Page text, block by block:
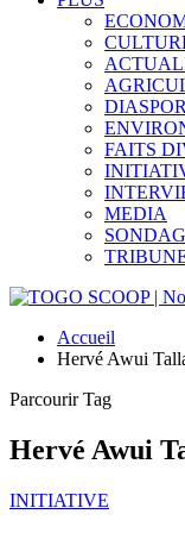
FAITS
MEDIA
Accueil
Hervé Awui
Parcourir Tag
Hervé Awui
INITIATIVE